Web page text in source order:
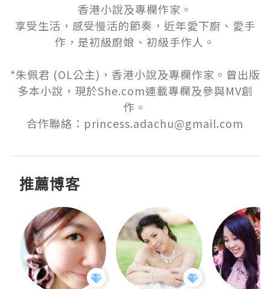
香港小說及專欄作家。
享受生活，感受慢活的節奏，近年愛下廚、愛手
作，是初級廚娘、初級手作人。
*朱佩君 (OL公主)，香港小說及專欄作家。曾出版
多本小說，現於She.com連載專欄及參與MV創
作。
合作聯絡：princess.adachu@gmail.com
推薦博客